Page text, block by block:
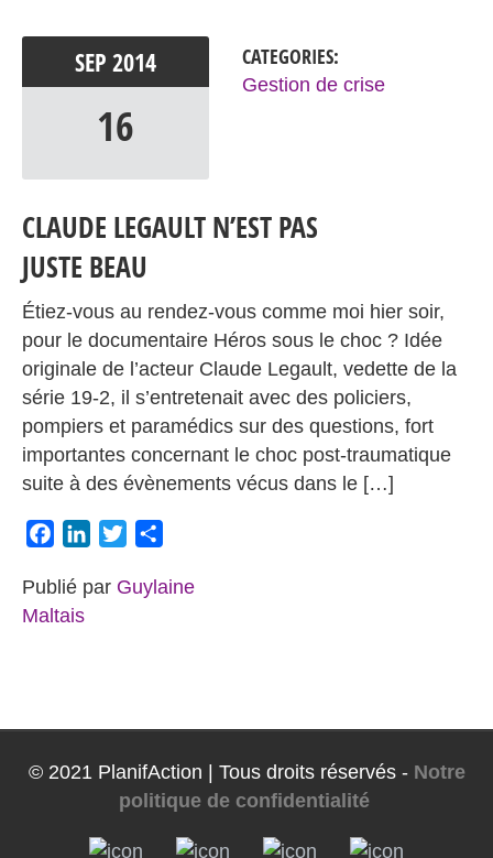
SEP 2014
16
CATEGORIES:
Gestion de crise
CLAUDE LEGAULT N’EST PAS
JUSTE BEAU
Étiez-vous au rendez-vous comme moi hier soir,
pour le documentaire Héros sous le choc ? Idée
originale de l’acteur Claude Legault, vedette de la
série 19-2, il s’entretenait avec des policiers,
pompiers et paramédics sur des questions, fort
importantes concernant le choc post-traumatique
suite à des évènements vécus dans le […]
FacebookLinkedIn
Twitter
Publié par Guylaine
Maltais
© 2021 PlanifAction | Tous droits réservés - Notre
politique de confidentialité